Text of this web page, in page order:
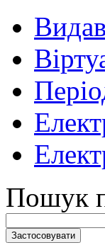
Пошук